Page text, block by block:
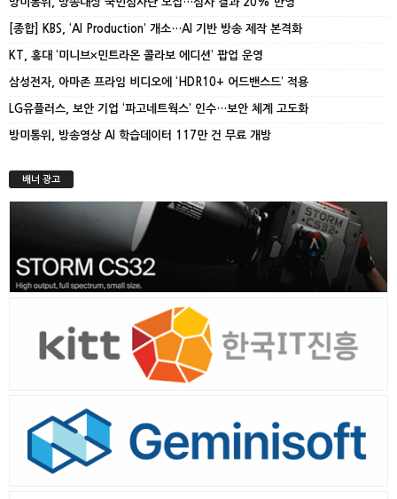
[종합] KBS, ‘AI Production’ 개소…AI 기반 방송 제작 본격화
KT, 홍대 ‘미니브×민트라온 콜라보 에디션’ 팝업 운영
삼성전자, 아마존 프라임 비디오에 ‘HDR10+ 어드밴스드’ 적용
LG유플러스, 보안 기업 ‘파고네트웍스’ 인수…보안 체계 고도화
방미통위, 방송영상 AI 학습데이터 117만 건 무료 개방
배너 광고